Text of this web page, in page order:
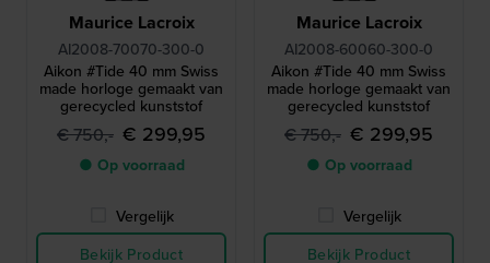
Maurice Lacroix
AI2008-70070-300-0
Aikon #Tide 40 mm Swiss
made horloge gemaakt van
gerecycled kunststof
€ 750,- € 299,95
● Op voorraad
Vergelijk
Bekijk Product
Maurice Lacroix
AI2008-60060-300-0
Aikon #Tide 40 mm Swiss
made horloge gemaakt van
gerecycled kunststof
€ 750,- € 299,95
● Op voorraad
Vergelijk
Bekijk Product